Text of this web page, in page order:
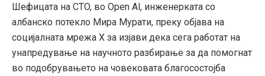
Шефицата на CTO, во Open Al, инженерката со
албанско потекло Мира Мурати, преку објава на
социјалната мрежа X за изјави дека сега работат на
унапредување на научното разбирање за да помогнат
во подобрувањето на човековата благосостојба